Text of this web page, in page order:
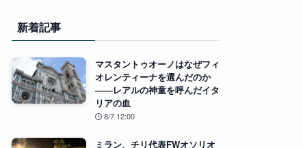
新着記事
マスタントゥオーノはなぜフィ
オレンティーナを選んだのか
――レアルの神童を呼んだイタ
リアの血
8/7 12:00
ミラン、チリ代表FWオソリオ